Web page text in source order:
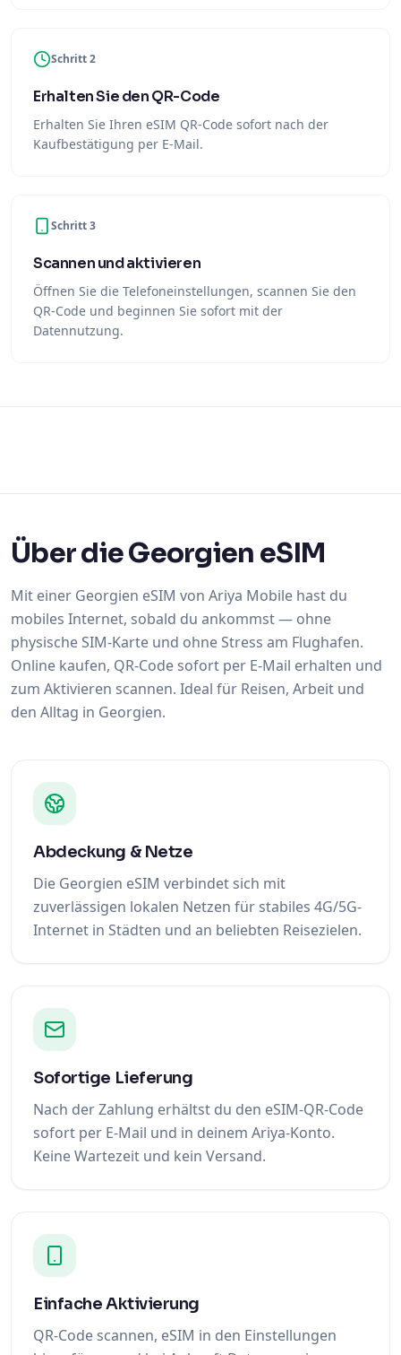
Schritt 2
Erhalten Sie den QR-Code
Erhalten Sie Ihren eSIM QR-Code sofort nach der
Kaufbestätigung per E-Mail.
Schritt 3
Scannen und aktivieren
Öffnen Sie die Telefoneinstellungen, scannen Sie den
QR-Code und beginnen Sie sofort mit der
Datennutzung.
Über die Georgien eSIM
Mit einer Georgien eSIM von Ariya Mobile hast du
mobiles Internet, sobald du ankommst — ohne
physische SIM-Karte und ohne Stress am Flughafen.
Online kaufen, QR-Code sofort per E-Mail erhalten und
zum Aktivieren scannen. Ideal für Reisen, Arbeit und
den Alltag in Georgien.
Abdeckung & Netze
Die Georgien eSIM verbindet sich mit
zuverlässigen lokalen Netzen für stabiles 4G/5G-
Internet in Städten und an beliebten Reisezielen.
Sofortige Lieferung
Nach der Zahlung erhältst du den eSIM-QR-Code
sofort per E-Mail und in deinem Ariya-Konto.
Keine Wartezeit und kein Versand.
Einfache Aktivierung
QR-Code scannen, eSIM in den Einstellungen